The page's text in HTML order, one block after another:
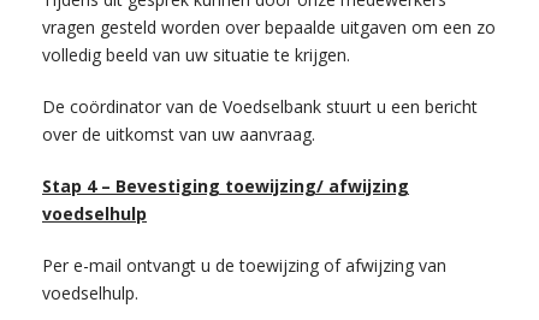
vragen gesteld worden over bepaalde uitgaven om een zo
volledig beeld van uw situatie te krijgen.
De coördinator van de Voedselbank stuurt u een bericht
over de uitkomst van uw aanvraag.
Stap 4 – Bevestiging toewijzing/ afwijzing
voedselhulp
Per e-mail ontvangt u de toewijzing of afwijzing van
voedselhulp.